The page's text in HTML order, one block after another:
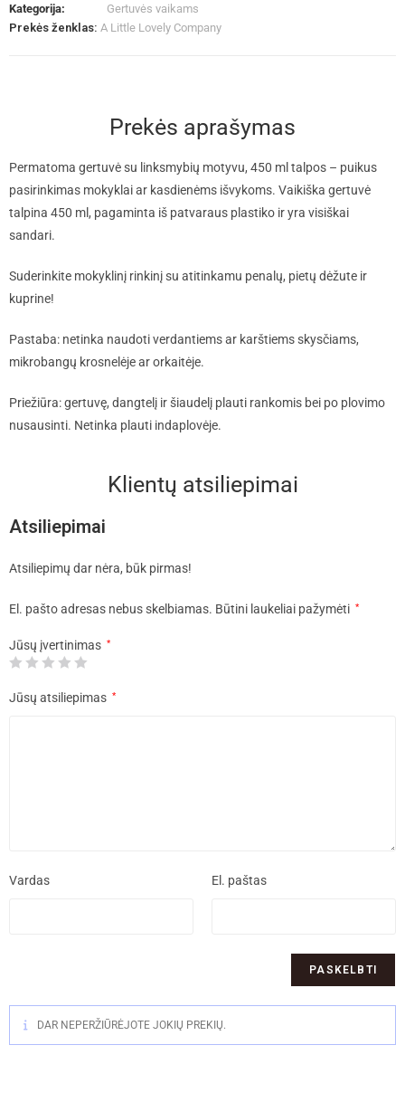
Kategorija:
Gertuvės vaikams
Prekės ženklas: A Little Lovely Company
Prekės aprašymas
Permatoma gertuvė su linksmybių motyvu, 450 ml talpos – puikus
pasirinkimas mokyklai ar kasdienėms išvykoms. Vaikiška gertuvė
talpina 450 ml, pagaminta iš patvaraus plastiko ir yra visiškai
sandari.
Suderinkite mokyklinį rinkinį su atitinkamu penalų, pietų dėžute ir
kuprine!
Pastaba: netinka naudoti verdantiems ar karštiems skysčiams,
mikrobangų krosnelėje ar orkaitėje.
Priežiūra: gertuvę, dangtelį ir šiaudelį plauti rankomis bei po plovimo
nusausinti. Netinka plauti indaplovėje.
Klientų atsiliepimai
Atsiliepimai
Atsiliepimų dar nėra, būk pirmas!
El. pašto adresas nebus skelbiamas. Būtini laukeliai pažymėti *
Jūsų įvertinimas *
Jūsų atsiliepimas *
Vardas El. paštas
DAR NEPERŽIŪRĖJOTE JOKIŲ PREKIŲ.